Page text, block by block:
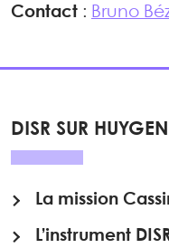
Contact : Bruno
DISR SUR
La mission
L’instrument